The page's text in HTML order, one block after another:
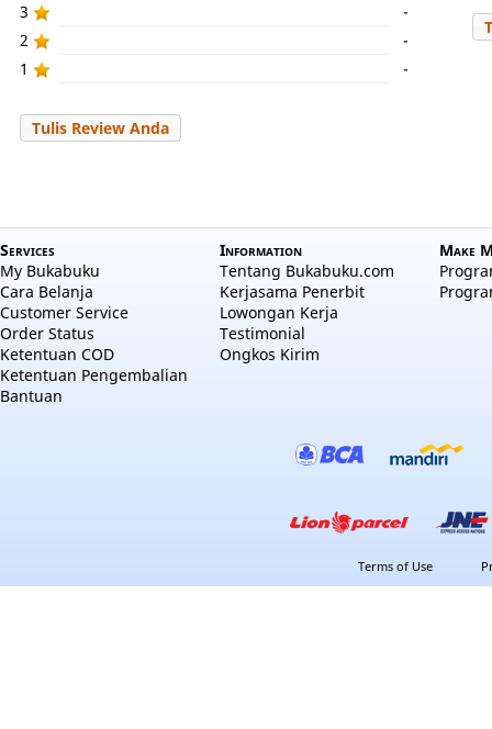
3
-
2
-
1
-
Tulis Review Anda
Services
My Bukabuku
Cara Belanja
Customer Service
Order Status
Ketentuan COD
Ketentuan Pengembalian
Bantuan
Information
Tentang Bukabuku.com
Kerjasama Penerbit
Lowongan Kerja
Testimonial
Ongkos Kirim
Make
Terms of Use